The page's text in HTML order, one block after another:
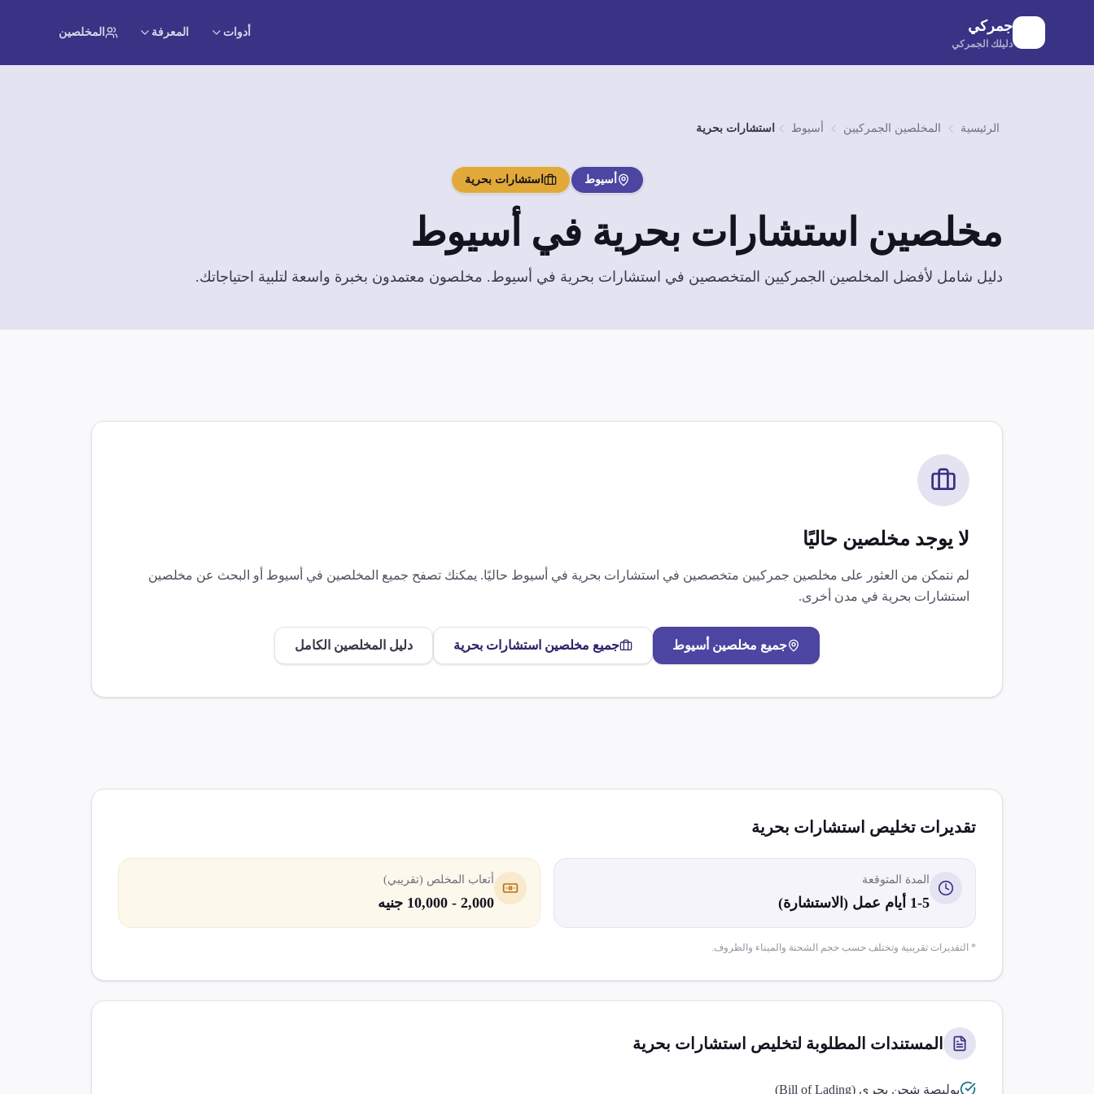
جمركي
دليلك الجمركي
أدوات المعرفة المخلصين
الرئيسية المخلصين الجمركيين أسيوط استشارات بحرية
أسيوط استشارات بحرية
مخلصين استشارات بحرية في أسيوط
دليل شامل لأفضل المخلصين الجمركيين المتخصصين في استشارات بحرية في أسيوط. مخلصون معتمدون بخبرة واسعة لتلبية احتياجاتك.
لا يوجد مخلصين حاليًا
لم نتمكن من العثور على مخلصين جمركيين متخصصين في استشارات بحرية في أسيوط حاليًا. يمكنك تصفح جميع المخلصين في أسيوط أو البحث عن مخلصين
استشارات بحرية في مدن أخرى.
جميع مخلصين أسيوط جميع مخلصين استشارات بحرية دليل المخلصين الكامل
تقديرات تخليص استشارات بحرية
المدة المتوقعة
1-5 أيام عمل (الاستشارة)
أتعاب المخلص (تقريبي)
2,000 - 10,000 جنيه
* التقديرات تقريبية وتختلف حسب حجم الشحنة والميناء والظروف.
المستندات المطلوبة لتخليص استشارات بحرية
بوليصة شحن بحري (Bill of Lading)